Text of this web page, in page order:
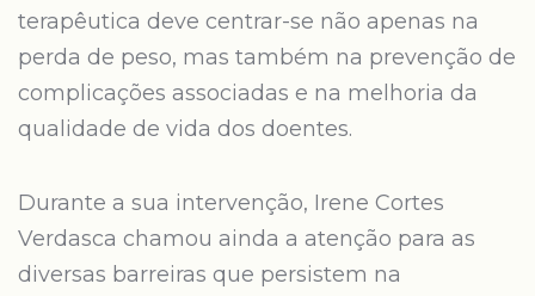
terapêutica deve centrar-se não apenas na
perda de peso, mas também na prevenção de
complicações associadas e na melhoria da
qualidade de vida dos doentes.
Durante a sua intervenção, Irene Cortes
Verdasca chamou ainda a atenção para as
diversas barreiras que persistem na